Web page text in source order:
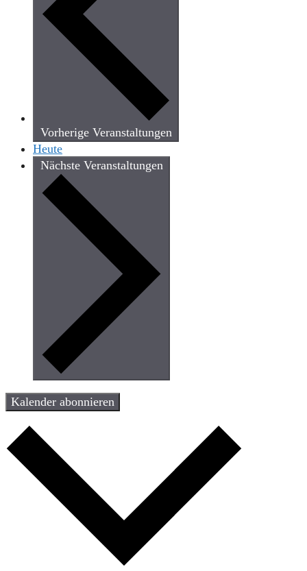
Vorherige Veranstaltungen
Heute
Nächste Veranstaltungen
Kalender abonnieren